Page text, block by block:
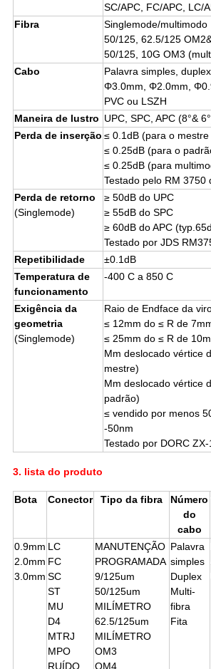
SC/APC, FC/APC, LC/
Fibra
Singlemode/multimodo
50/125, 62.5/125
50/125, 10G OM3
Cabo
Palavra simples, duplex
Φ3.0mm, Φ2.0mm,
PVC ou LSZH
Maneira de lustro UPC, SPC, APC (8°&
Perda de inserção ≤ 0.1dB (para o
≤ 0.25dB (para o
≤ 0.25dB (para
Testado pelo RM 3750
Perda de retorno
(Singlemode)
≥ 50dB do UPC
≥ 55dB do SPC
≥ 60dB do APC
Testado por JDS
Repetibilidade
±0.1dB
Temperatura de
funcionamento
-400 C a 850 C
Exigência da
geometria
(Singlemode)
Raio de Endface da
≤ 12mm do ≤ R de
≤ 25mm do ≤ R de
Μm deslocado vértice
mestre)
Μm deslocado vértice
padrão)
≤ vendido por menos
-50nm
Testado por DORC ZX-
3. lista do produto
Bota Conector Tipo da fibra
Número
do
cabo
0.9mm
2.0mm
3.0mm
LC
FC
SC
ST
MU
D4
MTRJ
MPO
RUÍDO
MANUTENÇÃO
PROGRAMADA
9/125um
50/125um
MILÍMETRO
62.5/125um
MILÍMETRO
OM3
OM4
Palavra
simples
Duplex
Multi-
fibra
Fita